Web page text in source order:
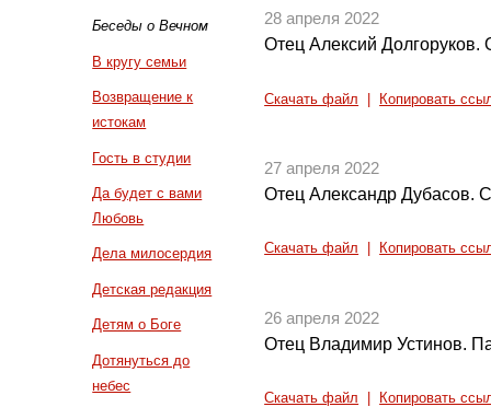
Беседы о Вечном
В кругу семьи
Возвращение к
истокам
Гость в студии
Да будет с вами
Любовь
Дела милосердия
Детская редакция
Детям о Боге
Дотянуться до
небес
28 апреля 2022
Отец Алексий Долгоруков.
Скачать файл Копировать
27 апреля 2022
Отец Александр Дубасов.
Скачать файл Копировать
26 апреля 2022
Отец Владимир Устинов.
Скачать файл Копировать